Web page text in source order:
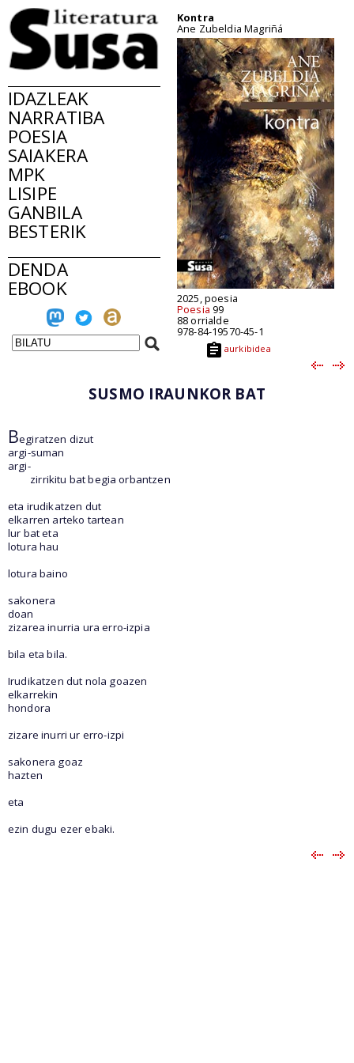
IDAZLEAK
NARRATIBA
POESIA
SAIAKERA
MPK
LISIPE
GANBILA
BESTERIK
DENDA
EBOOK
Kontra
Ane Zubeldia Magriñá
2025, poesia
Poesia 99
88 orrialde
978-84-19570-45-1
aurkibidea
SUSMO IRAUNKOR BAT
Begiratzen dizut
argi-suman
argi-
zirrikitu bat begia orbantzen
eta irudikatzen dut
elkarren arteko tartean
lur bat eta
lotura hau
lotura baino
sakonera
doan
zizarea inurria ura erro-izpia
bila eta bila.
Irudikatzen dut nola goazen
elkarrekin
hondora
zizare inurri ur erro-izpi
sakonera goaz
hazten
eta
ezin dugu ezer ebaki.